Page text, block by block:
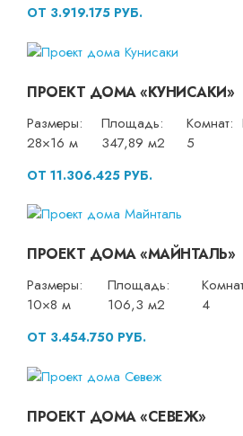
ОТ 3.919.175 РУБ.
ПРОЕКТ ДОМА «КУНИСАКИ»
Размеры:
28×16 м
Площадь:
347,89 м2
Комнат:
5
ОТ 11.306.425 РУБ.
ПРОЕКТ ДОМА «МАЙНТАЛЬ»
Размеры:
10×8 м
Площадь:
106,3 м2
4
ОТ 3.454.750 РУБ.
ПРОЕКТ ДОМА «СЕВЕЖ»